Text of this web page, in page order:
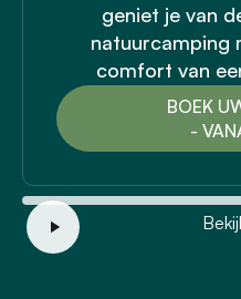
geniet je van
natuurcamping
comfort van
BOEK
-